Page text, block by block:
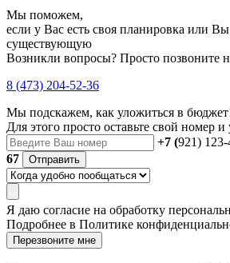
Мы поможем,
если у Вас есть своя планировка или
существующую
Возникли вопросы? Просто позвоните
8 (473) 204-52-36
Мы подскажем, как уложиться в
Для этого просто оставьте свой номер и
+7 (921)
67
Отправить
Я даю согласие на обработку
Подробнее в Политике
Перезвоните мне